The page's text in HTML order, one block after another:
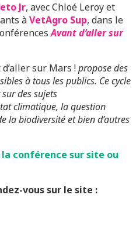
Jr, avec Chloé Leroy et
àVetAgro Sup, dans le
Avant d’aller sur
sur Mars !propose des
à tous les publics. Ce cycle
sur des sujets
climatique, la question
la biodiversité et bien d’autres
conférence sur site ou
vous sur le site :